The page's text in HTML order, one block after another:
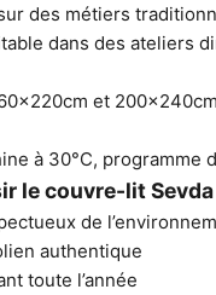
des métiers
dans des ateliers
et
à 30°C, programme
le couvre-lit Sevda
de
authentique
toute l’année